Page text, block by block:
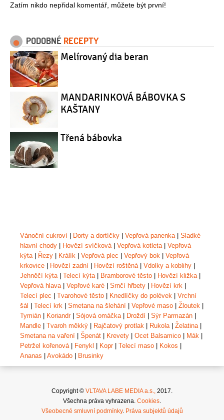
Zatím nikdo nepřidal komentář, můžete být první!
PODOBNÉ RECEPTY
Melírovaný dia beran
MANDARINKOVÁ BÁBOVKA S
KAŠTANY
Třená bábovka
Vánoční cukroví Dorty a dortíčky Vepřová panenka| Sladké
hlavní chody
Hovězí svíčková| Vepřová kotleta| Vepřová
kýta| Řezy Králík Vepřová plec Vepřový bok
Vepřová
krkovice
Hovězí zadní Hovězí roštěná| Vdolky a koblihy
Jehněčí kýta| Telecí kýta| Bramborové těsto Hovězí kližka|
Vepřová hlava| Vepřové karé Srnčí hřbety Hovězí krk
Telecí plec
Tvarohové těsto Knedlíčky do polévek
Vrchní
šál
Telecí krk Smetana na šlehání Vepřové maso Žloutek
Tymián
Koriandr| Sójová omáčka| Droždí Sýr Parmazán
Mandle
Tvaroh měkký Rajčatový protlak Rukola| Želatina|
Smetana na vaření
Špenát Krevety Ocet Balsamico Mák
Petržel kořenová| Fenykl Kopr| Telecí maso Kokos
Ananas
Avokádo Brusinky
Copyright © VLTAVA LABE MEDIA a.s., 2017.
Všechna práva vyhrazena. Cookies.
Všeobecné smluvní podmínky. Práva subjektů údajů